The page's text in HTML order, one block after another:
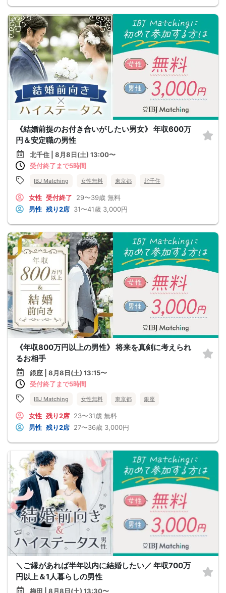
《結婚前提のお付き合いがしたい男女》 年収600万
円＆安定職の男性
北千住 | 8月8日(土) 13:00〜
受付終了まで5時間
IBJ Matching 女性無料 東京都 北千住
女性 受付終了 29〜39歳 無料
男性 残り2席 31〜41歳 3,000円
《年収800万円以上の男性》 将来を真剣に考えられ
るお相手
銀座 | 8月8日(土) 13:15〜
受付終了まで5時間
IBJ Matching 女性無料 東京都 銀座
女性 残り2席 23〜31歳 無料
男性 残り2席 27〜36歳 3,000円
＼ご縁があれば半年以内に結婚したい／ 年収700万
円以上＆1人暮らしの男性
梅田 | 8月8日(土) 13:30〜